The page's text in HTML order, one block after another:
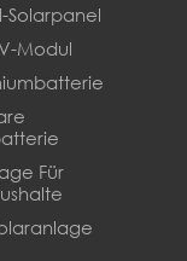
Solarpanel
Modul
Für